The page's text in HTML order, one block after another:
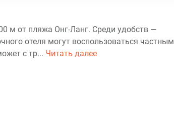
м от пляжа Онг-Ланг. Среди удобств —
отеля могут воспользоваться частным
с тр... Читать далее